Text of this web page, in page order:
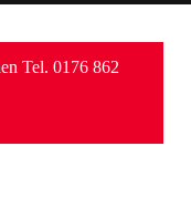
Tel. 0176 862